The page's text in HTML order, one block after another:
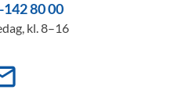
80 00
kl. 8–16